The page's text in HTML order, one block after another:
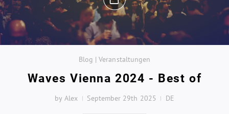
Blog | Veranstaltungen
Waves Vienna 2024 - Best of
by Alex September 29th 2025 DE